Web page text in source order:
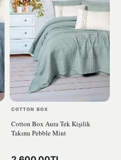
COTTON BOX
Cotton Box Aura Tek Kişilik
Takımı Pebble Mint